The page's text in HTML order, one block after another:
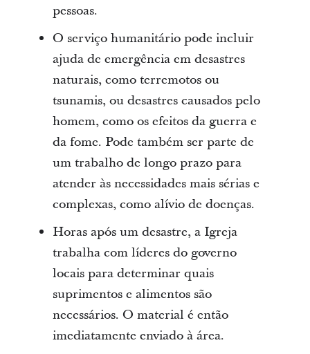
pessoas.
O serviço humanitário pode incluir
ajuda de emergência em desastres
naturais, como terremotos ou
tsunamis, ou desastres causados pelo
homem, como os efeitos da guerra e
da fome. Pode também ser parte de
um trabalho de longo prazo para
atender às necessidades mais sérias e
complexas, como alívio de doenças.
Horas após um desastre, a Igreja
trabalha com líderes do governo
locais para determinar quais
suprimentos e alimentos são
necessários. O material é então
imediatamente enviado à área.